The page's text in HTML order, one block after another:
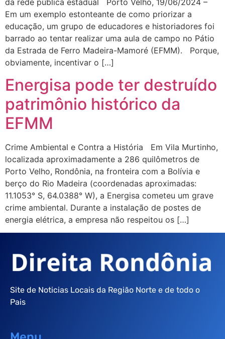
Em um exemplo estonteante de como priorizar a
educação, um grupo de educadores e historiadores foi
barrado ao tentar realizar uma aula de campo no Pátio
da Estrada de Ferro Madeira-Mamoré (EFMM). Porque,
obviamente, incentivar o […]
Energisa pode ter destruído
patrimônio histórico da
EFMM
Crime Ambiental e Contra a História Em Vila Murtinho,
localizada aproximadamente a 286 quilômetros de
Porto Velho, Rondônia, na fronteira com a Bolívia e
berço do Rio Madeira (coordenadas aproximadas:
11.1053° S, 64.0388° W), a Energisa cometeu um grave
crime ambiental. Durante a instalação de postes de
energia elétrica, a empresa não respeitou os […]
Site de Noticias Locais da Região Norte e de todo o
Pais